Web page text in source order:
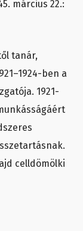
március 22.:
tanár,
ben a
1921-
celldömölki